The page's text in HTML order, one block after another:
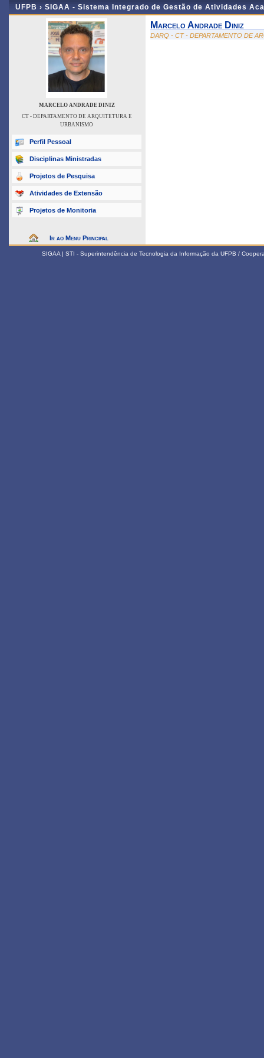
UFPB › SIGAA - Sistema Integrado de Gestão de Atividades
MARCELO ANDRADE DINIZ
CT - DEPARTAMENTO DE ARQUITETURA E
URBANISMO
Perfil Pessoal
Disciplinas Ministradas
Projetos de Pesquisa
Atividades de Extensão
Projetos de Monitoria
Ir ao Menu Principal
Marcelo Andrade Diniz
DARQ - CT - DEPARTAMENTO DE
SIGAA | STI - Superintendência de Tecnologia da Informação da UFPB /